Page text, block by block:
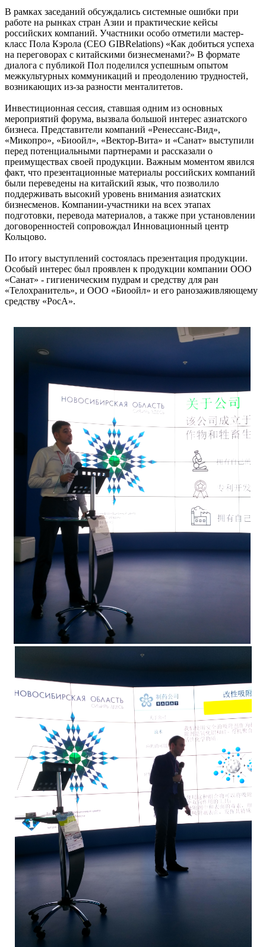
В рамках заседаний обсуждались системные ошибки при
работе на рынках стран Азии и практические кейсы
российских компаний. Участники особо отметили мастер-
класс Пола Кэрола (CEO GIBRelations) «Как добиться успеха
на переговорах с китайскими бизнесменами?» В формате
диалога с публикой Пол поделился успешным опытом
межкультурных коммуникаций и преодолению трудностей,
возникающих из-за разности менталитетов.
Инвестиционная сессия, ставшая одним из основных
мероприятий форума, вызвала большой интерес азиатского
бизнеса. Представители компаний «Ренессанс-Вид»,
«Микопро», «Биоойл», «Вектор-Вита» и «Санат» выступили
перед потенциальными партнерами и рассказали о
преимуществах своей продукции. Важным моментом явился
факт, что презентационные материалы российских компаний
были переведены на китайский язык, что позволило
поддерживать высокий уровень внимания азиатских
бизнесменов. Компании-участники на всех этапах
подготовки, перевода материалов, а также при установлении
договоренностей сопровождал Инновационный центр
Кольцово.
По итогу выступлений состоялась презентация продукции.
Особый интерес был проявлен к продукции компании ООО
«Санат» - гигиеническим пудрам и средству для ран
«Телохранитель», и ООО «Биоойл» и его ранозаживляющему
средству «РосА».